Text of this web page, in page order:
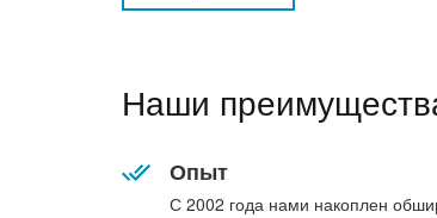
Наши
Опыт
С 2002 года нами накоплен